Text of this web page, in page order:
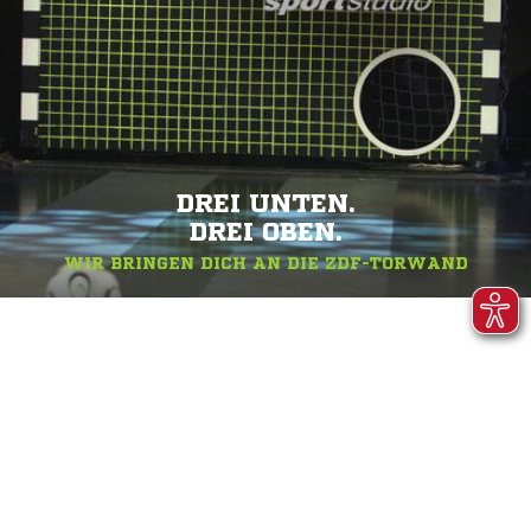
DREI UNTEN.
DREI OBEN.
WIR BRINGEN DICH AN DIE ZDF-TORWAND